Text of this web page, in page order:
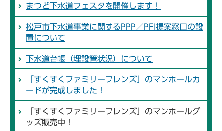
まつど下水道フェスタを開催します！
松戸市下水道事業に関するPPP／PFI提案窓口の設
置について
下水道台帳（埋設管状況）について
「すくすくファミリーフレンズ」のマンホールカ
ードが完成しました！
「すくすくファミリーフレンズ」のマンホールグ
ッズ販売中！